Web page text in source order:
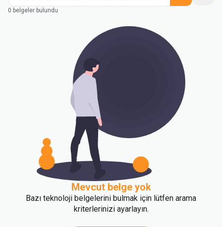
0 belgeler bulundu
Mevcut belge yok
Bazı teknoloji belgelerini bulmak için lütfen arama
kriterlerinizi ayarlayın.